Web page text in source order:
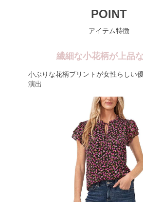
POINT
アイテム特徴
繊細な小花柄が上品
小ぶりな花柄プリントが女性らしい
演出